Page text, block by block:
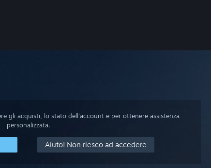
gli acquisti, lo stato dell'account e per ottenere assistenza
personalizzata.
Aiuto! Non riesco ad accedere